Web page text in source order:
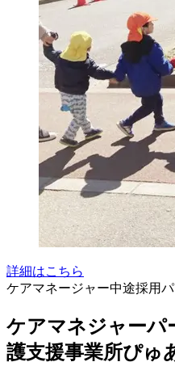
詳細はこちら
ケアマネージャー中途採用
ケアマネジャーパ
護支援事業所ぴゅ